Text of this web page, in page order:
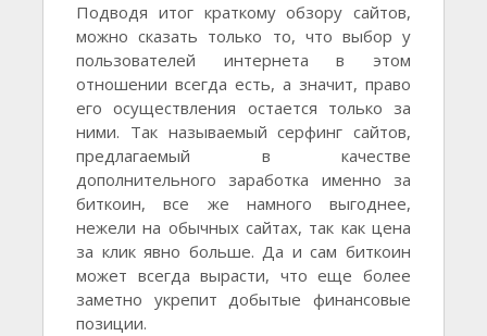
Подводя итог краткому обзору сайтов,
можно сказать только то, что выбор у
пользователей интернета в этом
отношении всегда есть, а значит, право
его осуществления остается только за
ними. Так называемый серфинг сайтов,
предлагаемый в качестве
дополнительного заработка именно за
биткоин, все же намного выгоднее,
нежели на обычных сайтах, так как цена
за клик явно больше. Да и сам биткоин
может всегда вырасти, что еще более
заметно укрепит добытые финансовые
позиции.